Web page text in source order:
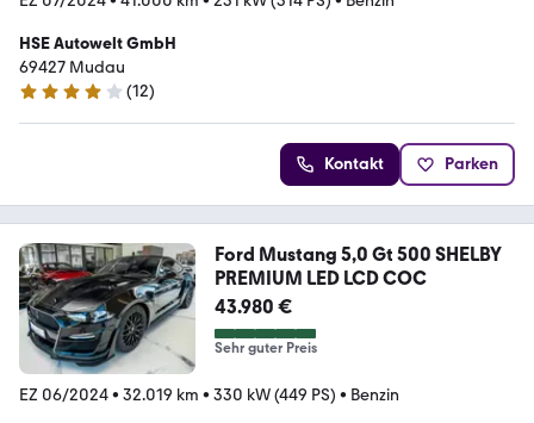
HSE Autowelt GmbH
69427 Mudau
4.2 Sterne
(12)
Kontakt Parken
Ford Mustang 5,0 Gt 500 SHELBY
PREMIUM LED LCD COC
43.980 €
Sehr guter Preis
EZ 06/2024• 32.019 km • 330 kW (449 PS) • Benzin